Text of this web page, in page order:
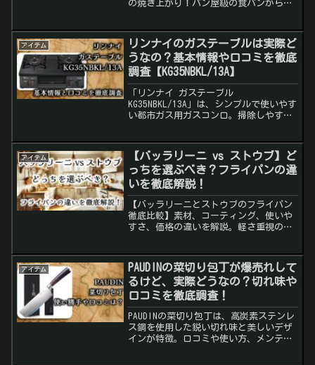
の焼き上がり！パン屋級の食パンからお
アイテム
リンナイのガステーブルは実際ど
うなの？基本情報や口コミを徹底
調査【KG35NBKL/13A】
「リンナイ ガステーブル
KG35NBKL/13A」は、シンプルで使いやす
い都市ガス用ガスコンロ。掃除しやすい
ットを徹底レビュー。
アイテム
【バッラリーニ vs ストウブ】ど
っちを選ぶべき？フライパンの違
いを徹底解説！
【バッラリーニとストウブのフライパン
徹底比較】素材、コーティング、使いや
すさ、価格の違いを解説。軽さ重視のバ
フライパン選びをサポートします！
アイテム
PAUDINの菜切り包丁が爆売れして
るけど、実際どうなの？切れ味や
口コミを徹底調査！
PAUDINの菜切り包丁は、高炭素ステンレ
ス鋼を使用した鋭い切れ味と美しいデザ
インが特徴。口コミや使い方、メンテナ